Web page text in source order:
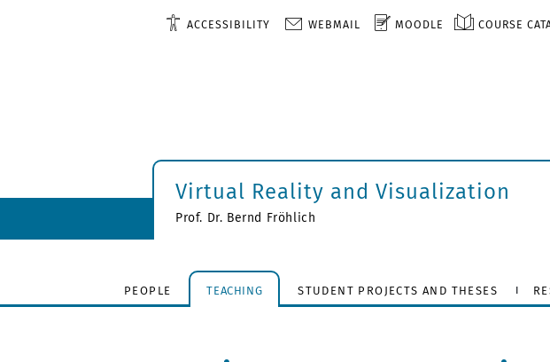
ACCESSIBILITY WEBMAIL MOODLE COURSE
Virtual Reality and Visualization
Prof. Dr. Bernd Fröhlich
PEOPLE TEACHING STUDENT PROJECTS AND THESES